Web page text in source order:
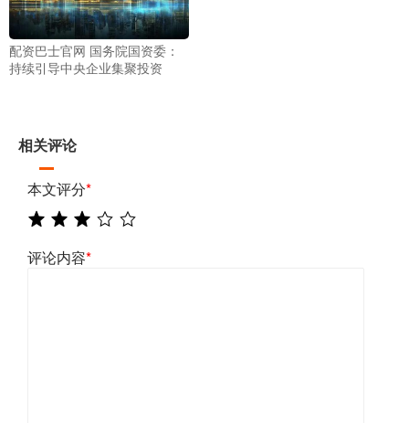
配资巴士官网 国务院国资委：
持续引导中央企业集聚投资
相关评论
本文评分*
评论内容*